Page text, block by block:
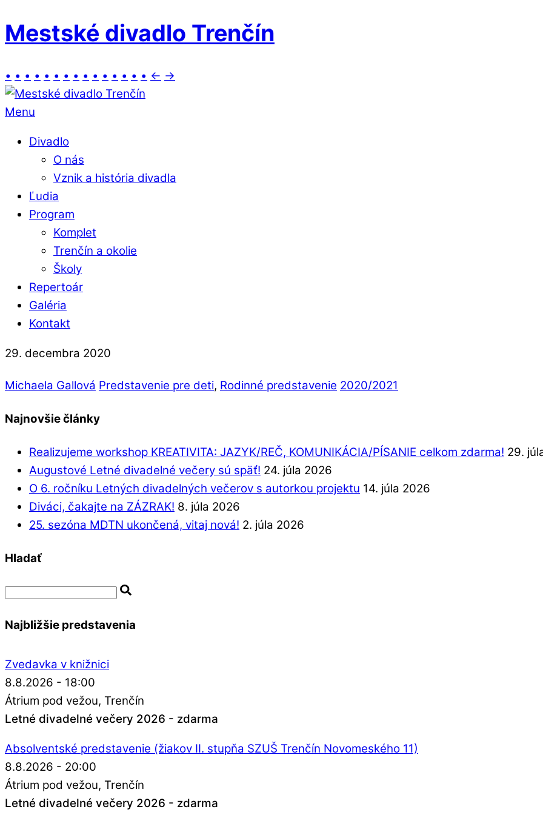
Mestské divadlo Trenčín
• • • • • • • • • • • • • • • ← →
Menu
Divadlo
O nás
Vznik a história divadla
Ľudia
Program
Komplet
Trenčín a okolie
Školy
Repertoár
Galéria
Kontakt
29. decembra 2020
Michaela Gallová Predstavenie pre deti, Rodinné predstavenie 2020/2021
Najnovšie články
Realizujeme workshop KREATIVITA: JAZYK/REČ, KOMUNIKÁCIA/PÍSANIE celkom zdarma! 29.
Augustové Letné divadelné večery sú späť! 24. júla 2026
O 6. ročníku Letných divadelných večerov s autorkou projektu 14. júla 2026
Diváci, čakajte na ZÁZRAK! 8. júla 2026
25. sezóna MDTN ukončená, vitaj nová! 2. júla 2026
Hladať
Najbližšie predstavenia
Zvedavka v knižnici
8.8.2026 - 18:00
Átrium pod vežou Trenčín
Letné divadelné večery 2026 - zdarma
Absolventské predstavenie (žiakov II. stupňa SZUŠ Trenčín Novomeského 11)
8.8.2026 - 20:00
Átrium pod vežou Trenčín
Letné divadelné večery 2026 - zdarma